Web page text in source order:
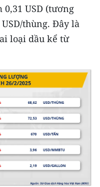
0,31 USD (tương
thùng. Đây là
loại dầu kể từ